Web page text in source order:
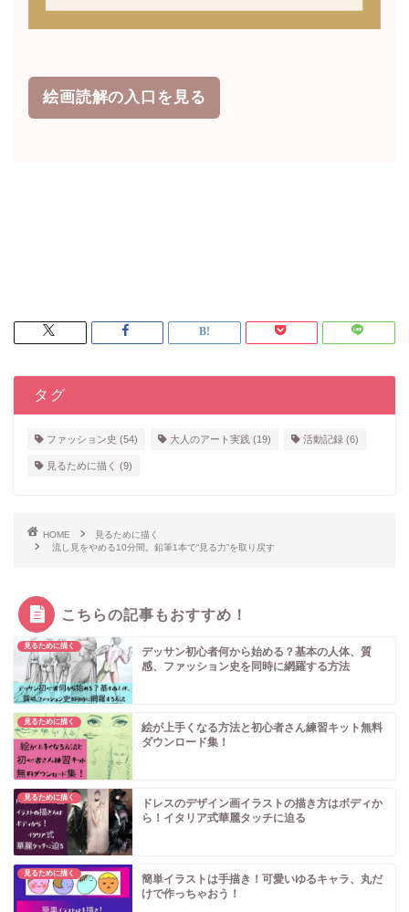
絵画読解の入口を見る
タグ
ファッション史 (54) 大人のアート実践 (19) 活動記録 (6)
見るために描く (9)
HOME
見るために描く
流し見をやめる10分間。鉛筆1本で“見る力”を取り戻す
こちらの記事もおすすめ！
見るために描く
デッサン初心者何から始める？基本の人体、質
感、ファッション史を同時に網羅する方法
見るために描く
絵が上手くなる方法と初心者さん練習キット無料
ダウンロード集！
見るために描く
ドレスのデザイン画イラストの描き方はボディか
ら！イタリア式華麗タッチに迫る
見るために描く
簡単イラストは手描き！可愛いゆるキャラ、丸だ
けで作っちゃおう！